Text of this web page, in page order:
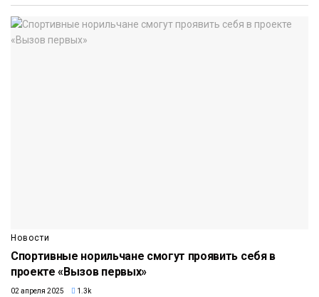
Новости
Спортивные норильчане смогут проявить себя в
проекте «Вызов первых»
02 апреля 2025 1.3k